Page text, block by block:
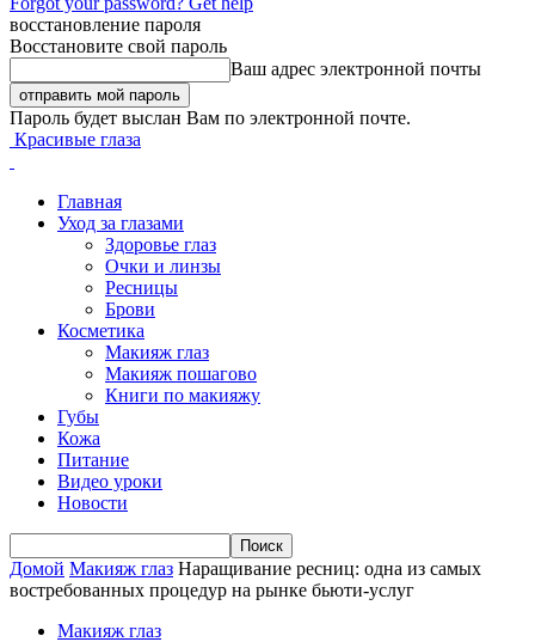
восстановление пароля
Восстановите свой пароль
Ваш адрес электронной почты
Пароль будет выслан Вам по электронной почте.
Красивые глаза
Главная
Уход за глазами
Здоровье глаз
Очки и линзы
Ресницы
Брови
Косметика
Макияж глаз
Макияж пошагово
Книги по макияжу
Губы
Кожа
Питание
Видео уроки
Новости
Домой Макияж глаз Наращивание ресниц: одна из самых
востребованных процедур на рынке бьюти-услуг
Макияж глаз